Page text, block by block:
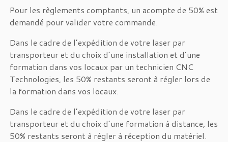
Pour les règlements comptants, un acompte de 50% est
demandé pour valider votre commande.
Dans le cadre de l’expédition de votre laser par
transporteur et du choix d’une installation et d’une
formation dans vos locaux par un technicien CNC
Technologies, les 50% restants seront à régler lors de
la formation dans vos locaux.
Dans le cadre de l’expédition de votre laser par
transporteur et du choix d’une formation à distance, les
50% restants seront à régler à réception du matériel.